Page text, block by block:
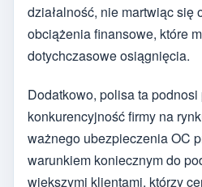
działalność, nie martwiąc się
obciążenia finansowe, które
dotychczasowe osiągnięcia.
Dodatkowo, polisa ta podnosi
konkurencyjność firmy na
ważnego ubezpieczenia OC
warunkiem koniecznym do
większymi klientami, którzy